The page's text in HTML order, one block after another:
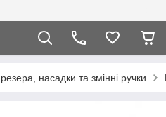
насадки та змінні ручки